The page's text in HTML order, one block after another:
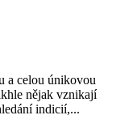
a celou únikovou
nějak vznikají
indicií,...